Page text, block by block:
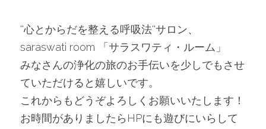
''心とからだを整える呼吸法''サロン、
saraswati room 「サラスワティ・ルーム」
みなさんの浄化の旅のお手伝いを少しでもさせ
ていただけると嬉しいです。
これからもどうぞよろしくお願いいたします！
お時間がありましたらHPにも遊びにいらして